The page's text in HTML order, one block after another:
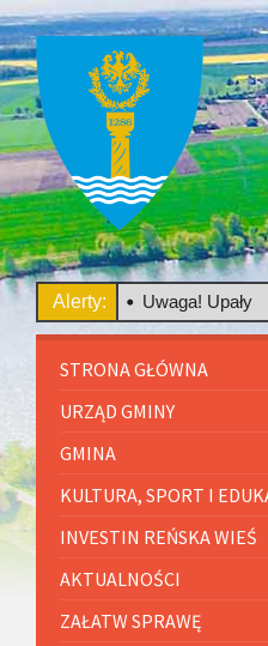
Alerty:Uwaga! Upały
STRONA GŁÓWNA
URZĄD GMINY
GMINA
KULTURA, SPORT I
INVESTIN REŃSKA WIEŚ
AKTUALNOŚCI
ZAŁATW SPRAWĘ